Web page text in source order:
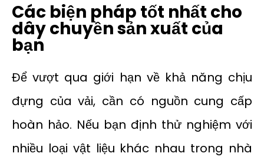
Các biện pháp tốt nhất cho
dây chuyền sản xuất của
bạn
Để vượt qua giới hạn về khả năng chịu
đựng của vải, cần có nguồn cung cấp
hoàn hảo. Nếu bạn định thử nghiệm với
nhiều loại vật liệu khác nhau trong nhà